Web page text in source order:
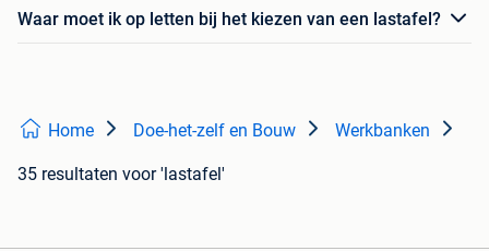
Waar moet ik op letten bij het kiezen van een lastafel?
Home Doe-het-zelf en Bouw Werkbanken
35 resultaten voor 'lastafel'